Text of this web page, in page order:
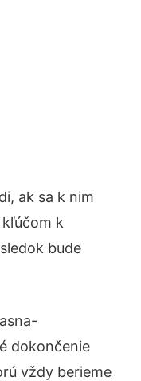
ak sa k nim
k
bude
dokončenie
vždy berieme